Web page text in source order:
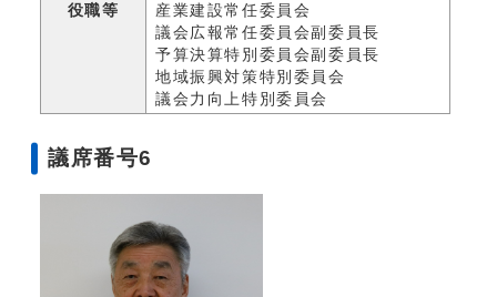
役職等
産業建設常任委員会
議会広報常任委員会副委員長
予算決算特別委員会副委員長
地域振興対策特別委員会
議会力向上特別委員会
議席番号6